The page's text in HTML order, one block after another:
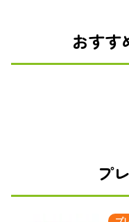
おすす
プ